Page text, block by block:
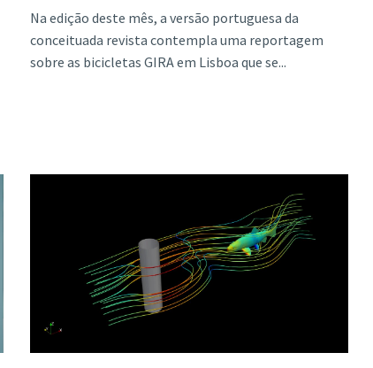
Na edição deste mês, a versão portuguesa da
conceituada revista contempla uma reportagem
sobre as bicicletas GIRA em Lisboa que se...